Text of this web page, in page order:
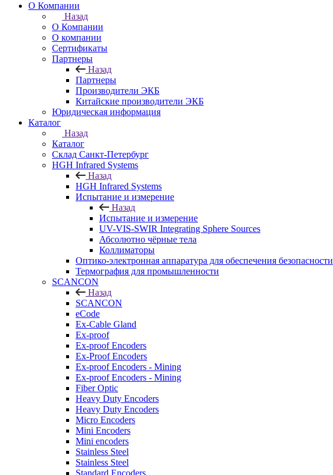
О Компании
Назад
О Компании
О компании
Сертификаты
Партнеры
Назад
Партнеры
Производители ЭКБ
Китайские производители ЭКБ
Юридическая информация
Каталог
Назад
Каталог
Cклад Санкт-Петербург
HGH Infrared Systems
Назад
HGH Infrared Systems
Испытание и измерение
Назад
Испытание и измерение
UV-VIS-SWIR Integrating Sphere Sources
Абсолютно чёрные тела
Коллиматоры
Оптико-электронная аппаратура для обеспечения безопасности
Термография для промышленности
SCANCON
Назад
SCANCON
eCode
Ex-Cable Gland
Ex-proof
Ex-proof Encoders
Ex-Proof Encoders
Ex-proof Encoders - Mining
Ex-proof Encoders - Mining
Fiber Optic
Heavy Duty Encoders
Heavy Duty Encoders
Micro Encoders
Mini Encoders
Mini encoders
Stainless Steel
Stainless Steel
Standard Encoders